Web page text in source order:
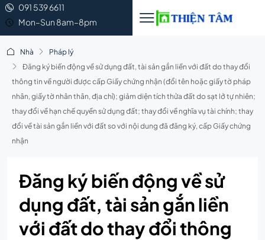
091 539 6611
Mon–Sun 8am–8pm
Nhà
Pháp lý
Đăng ký biến động về sử dụng đất, tài sản gắn liền với đất do thay đổi
thông tin về người được cấp Giấy chứng nhận (đổi tên hoặc giấy tờ pháp
nhân, giấy tờ nhân thân, địa chỉ); giảm diện tích thửa đất do sạt lở tự nhiên;
thay đổi về hạn chế quyền sử dụng đất; thay đổi về nghĩa vụ tài chính; thay
đổi về tài sản gắn liền với đất so với nội dung đã đăng ký, cấp Giấy chứng
nhận
Đăng ký biến động về sử
dụng đất, tài sản gắn liền
với đất do thay đổi thông